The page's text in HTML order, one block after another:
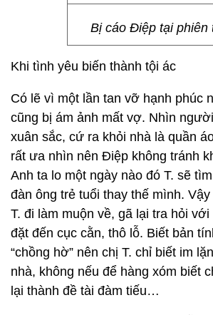
Bị cáo Điệp tại phiên
Khi tình yêu biến thành tội ác
Có lẽ vì một lần tan vỡ hạnh phúc
cũng bị ám ảnh mất vợ. Nhìn
xuân sắc, cứ ra khỏi nhà là quần
rất ưa nhìn nên Điệp không tránh
Anh ta lo một ngày nào đó T. sẽ
đàn ông trẻ tuổi thay thế mình.
T. đi làm muộn về, gã lại tra hỏi
đặt đến cục cằn, thô lỗ. Biết bản
“chồng hờ” nên chị T. chỉ biết im
nhà, không nếu để hàng xóm biết
lại thành đề tài đàm tiếu…